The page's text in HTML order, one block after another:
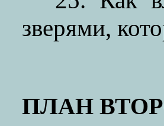
зверями,
ПЛАН